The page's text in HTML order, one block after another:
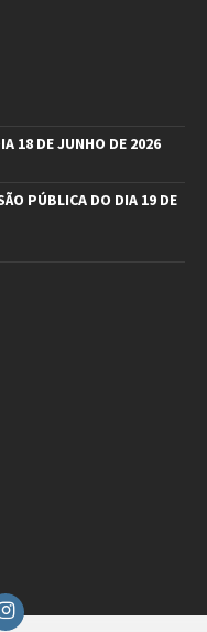
18 DE JUNHO DE 2026
PÚBLICA DO DIA 19 DE
Instagram